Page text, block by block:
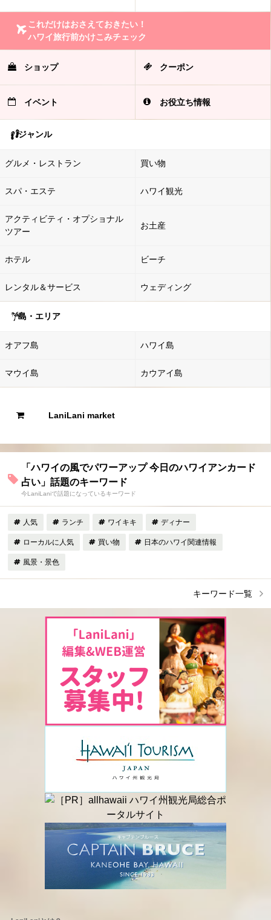
これだけはおさえておきたい！
ハワイ旅行前かけこみチェック
ショップ クーポン
イベント お役立ち情報
ジャンル
グルメ・レストラン 買い物
スパ・エステ ハワイ観光
アクティビティ・オプショナル
ツアー
お土産
ホテル ビーチ
レンタル＆サービス ウェディング
島・エリア
オアフ島 ハワイ島
マウイ島 カウアイ島
LaniLani market
「ハワイの風でパワーアップ 今日のハワイアンカード
占い」話題のキーワード
今LaniLaniで話題になっているキーワード
人気 ランチ ワイキキ ディナー
ローカルに人気 買い物 日本のハワイ関連情報
風景・景色
キーワード一覧